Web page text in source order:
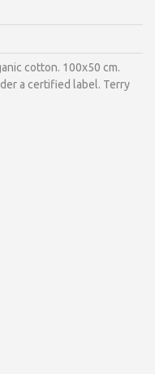
cotton. 100x50 cm.
a certified label. Terry